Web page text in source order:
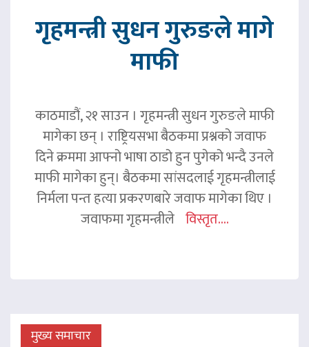
गृहमन्त्री सुधन गुरुङले मागे
माफी
काठमाडौं, २१ साउन । गृहमन्त्री सुधन गुरुङले माफी
मागेका छन् । राष्ट्रियसभा बैठकमा प्रश्नको जवाफ
दिने क्रममा आफ्नो भाषा ठाडो हुन पुगेको भन्दै उनले
माफी मागेका हुन्। बैठकमा सांसदलाई गृहमन्त्रीलाई
निर्मला पन्त हत्या प्रकरणबारे जवाफ मागेका थिए ।
जवाफमा गृहमन्त्रीले विस्तृत....
मुख्य समाचार